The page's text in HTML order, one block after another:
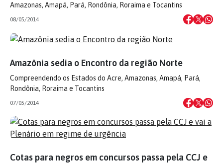
Amazonas, Amapá, Pará, Rondônia, Roraima e Tocantins
08/05/2014
Amazônia sedia o Encontro da região Norte
Compreendendo os Estados do Acre, Amazonas, Amapá, Pará,
Rondônia, Roraima e Tocantins
07/05/2014
Cotas para negros em concursos passa pela CCJ e